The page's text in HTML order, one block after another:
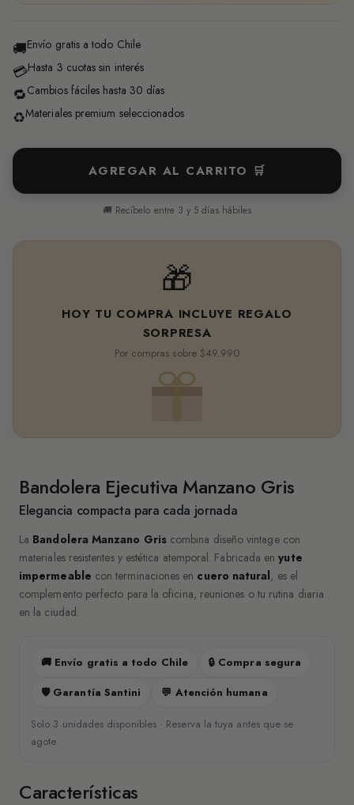
🚚Envío gratis a todo Chile
💳Hasta 3 cuotas sin interés
🔁Cambios fáciles hasta 30 días
♻️Materiales premium seleccionados
AGREGAR AL CARRITO 🛒
🚚 Recíbelo entre 3 y 5 días hábiles
🎁
HOY TU COMPRA INCLUYE REGALO
SORPRESA
Por compras sobre $49.990
Bandolera Ejecutiva Manzano Gris
Elegancia compacta para cada jornada
La Bandolera Manzano Griscombina diseño vintage con
materiales resistentes y estética atemporal. Fabricada enyute
impermeable con terminaciones en cuero natural, es el
complemento perfecto para la oficina, reuniones o tu rutina diaria
en la ciudad.
🚚 Envío gratis a todo Chile
🔒 Compra segura
🛡️ Garantía Santini
💬 Atención humana
Solo 3 unidades disponibles · Reserva la tuya antes que se
agote.
Características